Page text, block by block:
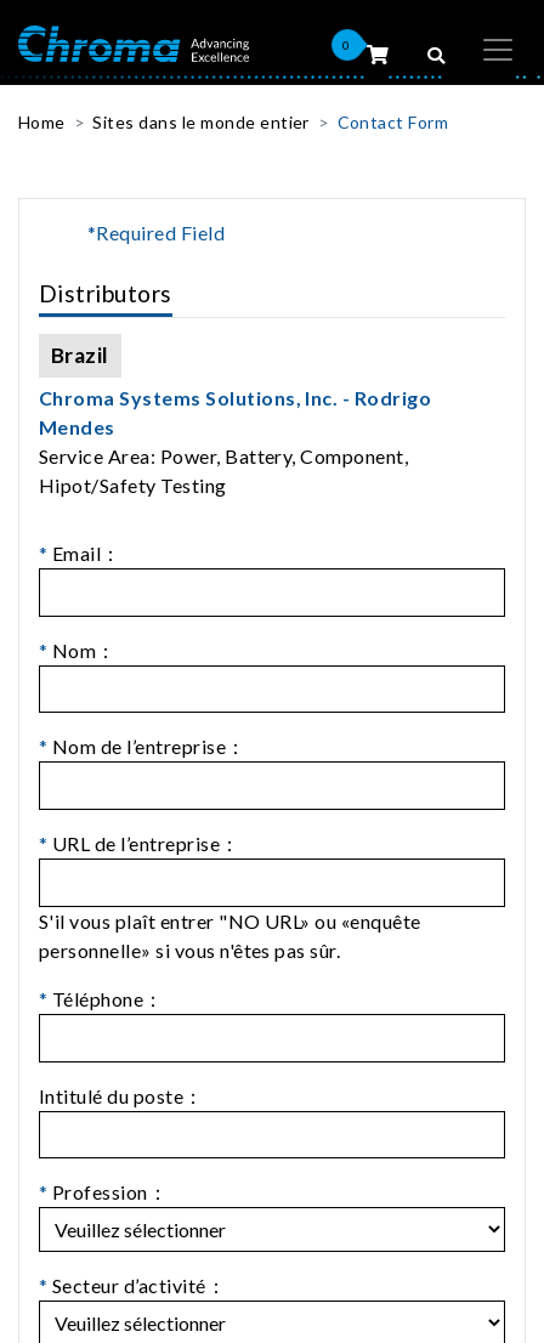
0
Home Sites dans le monde entier Contact Form
*Required Field
Distributors
Brazil
Chroma Systems Solutions, Inc. - Rodrigo
Mendes
Service Area: Power, Battery, Component,
Hipot/Safety Testing
* Email：
* Nom：
* Nom de l’entreprise：
* URL de l’entreprise：
S'il vous plaît entrer "NO URL» ou «enquête
personnelle» si vous n'êtes pas sûr.
* Téléphone：
Intitulé du poste：
* Profession：
* Secteur d’activité：